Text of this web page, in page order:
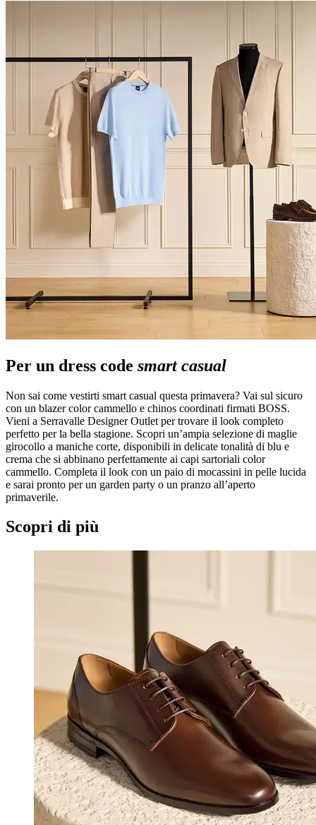
Per un dress code smart casual
Non sai come vestirti smart casual questa primavera? Vai sul sicuro
con un blazer color cammello e chinos coordinati firmati BOSS.
Vieni a Serravalle Designer Outlet per trovare il look completo
perfetto per la bella stagione. Scopri un’ampia selezione di maglie
girocollo a maniche corte, disponibili in delicate tonalità di blu e
crema che si abbinano perfettamente ai capi sartoriali color
cammello. Completa il look con un paio di mocassini in pelle lucida
e sarai pronto per un garden party o un pranzo all’aperto
primaverile.
Scopri di più